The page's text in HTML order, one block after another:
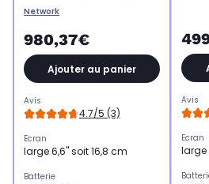
Network
980,37€
Ajouter au panier
Avis
4.7/5 (3)
Ecran
large 6,6" soit 16,8 cm
Batterie
Avis
Ecran
large